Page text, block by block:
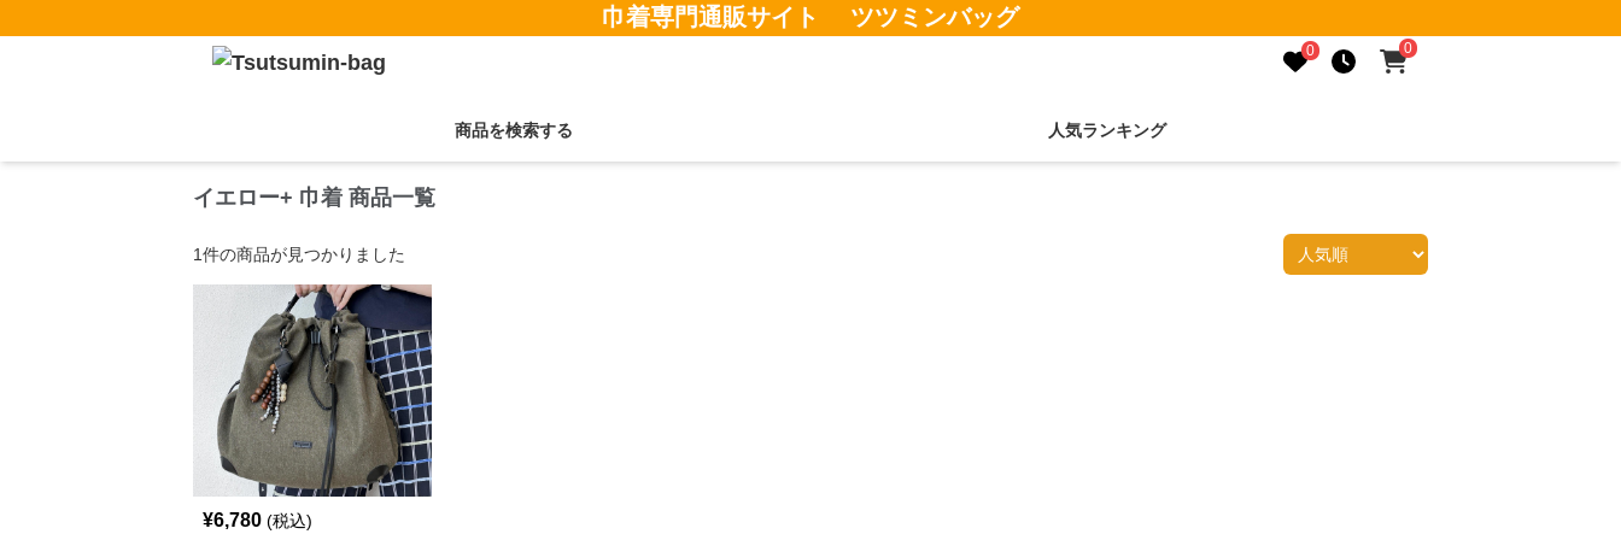
巾着専門通販サイト ツツミンバッグ
0 0
商品を検索する 人気ランキング
イエロー+ 巾着 商品一覧
1件の商品が見つかりました
¥6,780 (税込)